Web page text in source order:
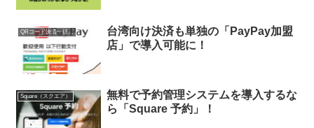
QRコード決済一括導入
台湾向け決済も単独の「PayPay加盟
店」で導入可能に！
Square（スクエア）
無料で予約管理システムを導入するな
ら「Square 予約」！